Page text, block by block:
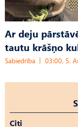
Ar deju
tautu krāšņo
Sabiedrība 03:00, 5.
Citi